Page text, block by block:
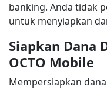
banking. Anda tidak
untuk menyiapkan
Siapkan Dana
OCTO Mobile
Mempersiapkan